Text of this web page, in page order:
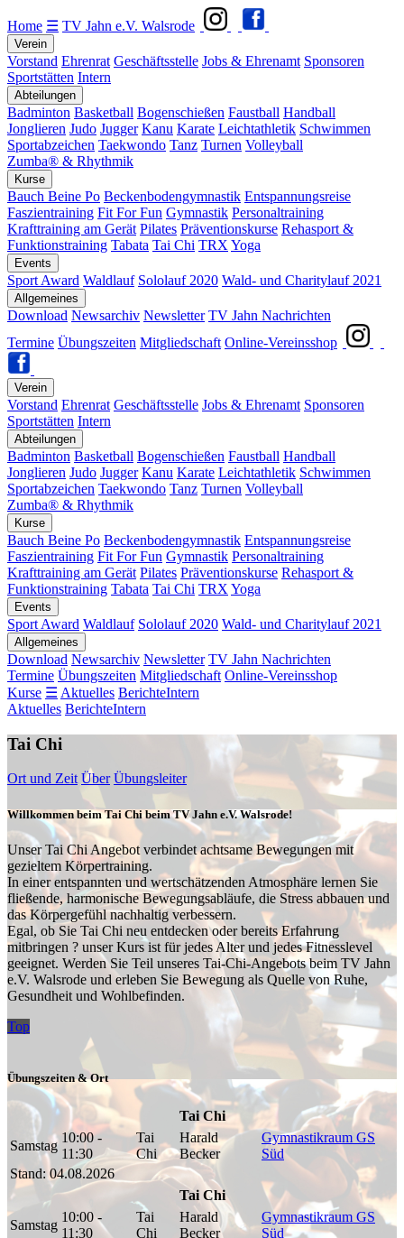
Home ☰ TV Jahn e.V. Walsrode
Verein
Vorstand Ehrenrat Geschäftsstelle Jobs & Ehrenamt Sponsoren
Sportstätten Intern
Abteilungen
Badminton Basketball Bogenschießen Faustball Handball
Jonglieren Judo Jugger Kanu Karate Leichtathletik Schwimmen
Sportabzeichen Taekwondo Tanz Turnen Volleyball
Zumba® & Rhythmik
Kurse
Bauch Beine Po Beckenbodengymnastik Entspannungsreise
Faszientraining Fit For Fun Gymnastik Personaltraining
Krafttraining am Gerät Pilates Präventionskurse Rehasport &
Funktionstraining Tabata Tai Chi TRX Yoga
Events
Sport Award Waldlauf Sololauf 2020 Wald- und Charitylauf 2021
Allgemeines
Download Newsarchiv Newsletter TV Jahn Nachrichten
Termine Übungszeiten Mitgliedschaft Online-Vereinsshop
Verein
Vorstand Ehrenrat Geschäftsstelle Jobs & Ehrenamt Sponsoren
Sportstätten Intern
Abteilungen
Badminton Basketball Bogenschießen Faustball Handball
Jonglieren Judo Jugger Kanu Karate Leichtathletik Schwimmen
Sportabzeichen Taekwondo Tanz Turnen Volleyball
Zumba® & Rhythmik
Kurse
Bauch Beine Po Beckenbodengymnastik Entspannungsreise
Faszientraining Fit For Fun Gymnastik Personaltraining
Krafttraining am Gerät Pilates Präventionskurse Rehasport &
Funktionstraining Tabata Tai Chi TRX Yoga
Events
Sport Award Waldlauf Sololauf 2020 Wald- und Charitylauf 2021
Allgemeines
Download Newsarchiv Newsletter TV Jahn Nachrichten
Termine Übungszeiten Mitgliedschaft Online-Vereinsshop
Kurse ☰ Aktuelles BerichteIntern
Aktuelles BerichteIntern
Tai Chi
Ort und Zeit Über Übungsleiter
Willkommen beim Tai Chi beim TV Jahn e.V. Walsrode!
Unser Tai Chi Angebot verbindet achtsame Bewegungen mit
gezieltem Körpertraining.
In einer entspannten und wertschätzenden Atmosphäre lernen Sie
fließende, harmonische Bewegungsabläufe, die Stress abbauen und
das Körpergefühl nachhaltig verbessern.
Egal, ob Sie Tai Chi neu entdecken oder bereits Erfahrung
mitbringen ? unser Kurs ist für jedes Alter und jedes Fitnesslevel
geeignet. Werden Sie Teil unseres Tai-Chi-Angebots beim TV Jahn
e.V. Walsrode und erleben Sie Bewegung als Quelle von Ruhe,
Gesundheit und Wohlbefinden.
Top
Übungszeiten & Ort
Tai Chi
Samstag
10:00 -
11:30
Tai
Chi
Harald
Becker
Gymnastikraum GS
Süd
Stand: 04.08.2026
Tai Chi
Samstag
10:00 -
11:30
Tai
Chi
Harald
Becker
Gymnastikraum GS
Süd